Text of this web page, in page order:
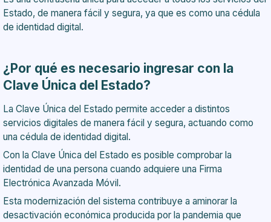
Estado, de manera fácil y segura, ya que es como una cédula
de identidad digital.
¿Por qué es necesario ingresar con la
Clave Única del Estado?
La Clave Única del Estado permite acceder a distintos
servicios digitales de manera fácil y segura, actuando como
una cédula de identidad digital.
Con la Clave Única del Estado es posible comprobar la
identidad de una persona cuando adquiere una Firma
Electrónica Avanzada Móvil.
Esta modernización del sistema contribuye a aminorar la
desactivación económica producida por la pandemia que